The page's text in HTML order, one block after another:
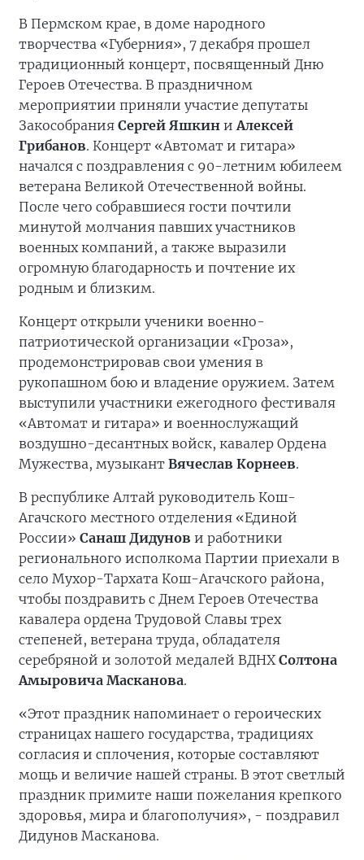
В Пермском крае, в доме народного
творчества «Губерния», 7 декабря прошел
традиционный концерт, посвященный Дню
Героев Отечества. В праздничном
мероприятии приняли участие депутаты
Закособрания Сергей Яшкин иАлексей
Грибанов. Концерт «Автомат и гитара»
начался с поздравления с 90-летним юбилеем
ветерана Великой Отечественной войны.
После чего собравшиеся гости почтили
минутой молчания павших участников
военных компаний, а также выразили
огромную благодарность и почтение их
родным и близким.
Концерт открыли ученики военно-
патриотической организации «Гроза»,
продемонстрировав свои умения в
рукопашном бою и владение оружием. Затем
выступили участники ежегодного фестиваля
«Автомат и гитара» и военнослужащий
воздушно-десантных войск, кавалер Ордена
Мужества, музыкант Вячеслав Корнеев.
В республике Алтай руководитель Кош-
Агачского местного отделения «Единой
России» Санаш Дидунов и работники
регионального исполкома Партии приехали в
село Мухор-Тархата Кош-Агачского района,
чтобы поздравить с Днем Героев Отечества
кавалера ордена Трудовой Славы трех
степеней, ветерана труда, обладателя
серебряной и золотой медалей ВДНХСолтона
Амыровича Масканова.
«Этот праздник напоминает о героических
страницах нашего государства, традициях
согласия и сплочения, которые составляют
мощь и величие нашей страны. В этот светлый
праздник примите наши пожелания крепкого
здоровья, мира и благополучия», - поздравил
Дидунов Масканова.